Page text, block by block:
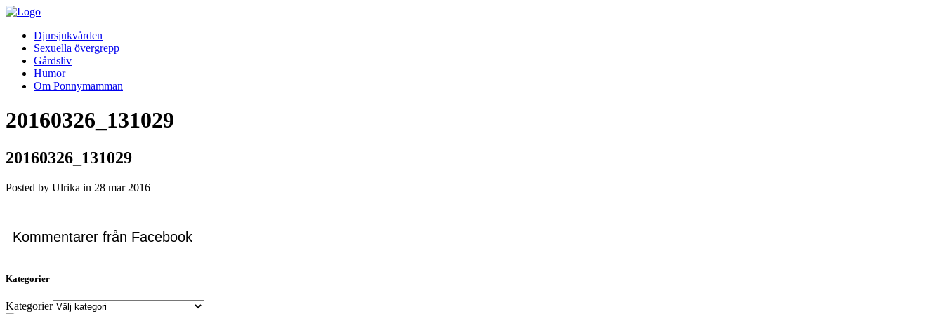
Djursjukvården
Sexuella övergrepp
Gårdsliv
Humor
Om Ponnymamman
20160326_131029
20160326_131029
Posted by Ulrika in 28 mar 2016
Kommentarer från Facebook
Kategorier
Kategorier